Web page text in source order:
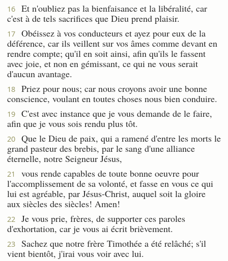
16
Et n'oubliez pas la bienfaisance et la libéralité, car
c'est à de tels sacrifices que Dieu prend plaisir.
17
Obéissez à vos conducteurs et ayez pour eux de la
déférence, car ils veillent sur vos âmes comme devant en
rendre compte; qu'il en soit ainsi, afin qu'ils le fassent
avec joie, et non en gémissant, ce qui ne vous serait
d'aucun avantage.
18
Priez pour nous; car nous croyons avoir une bonne
conscience, voulant en toutes choses nous bien conduire.
19
C'est avec instance que je vous demande de le faire,
afin que je vous sois rendu plus tôt.
20
Que le Dieu de paix, qui a ramené d'entre les morts le
grand pasteur des brebis, par le sang d'une alliance
éternelle, notre Seigneur Jésus,
21
vous rende capables de toute bonne oeuvre pour
l'accomplissement de sa volonté, et fasse en vous ce qui
lui est agréable, par Jésus-Christ, auquel soit la gloire
aux siècles des siècles! Amen!
22
Je vous prie, frères, de supporter ces paroles
d'exhortation, car je vous ai écrit brièvement.
23
Sachez que notre frère Timothée a été relâché; s'il
vient bientôt, j'irai vous voir avec lui.